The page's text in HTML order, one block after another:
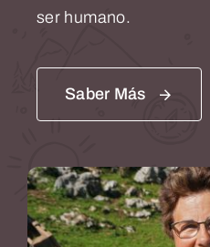
ser humano.
Saber Más